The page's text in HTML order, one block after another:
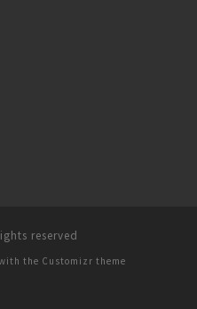
reserved
the Customizr theme